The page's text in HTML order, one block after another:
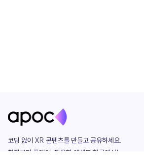
코딩 없이 XR 콘텐츠를 만들고 공유하세요.
창작부터 플레이, 필요한 애셋도 한곳에서!